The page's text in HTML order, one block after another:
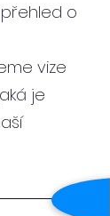
o
vize
je